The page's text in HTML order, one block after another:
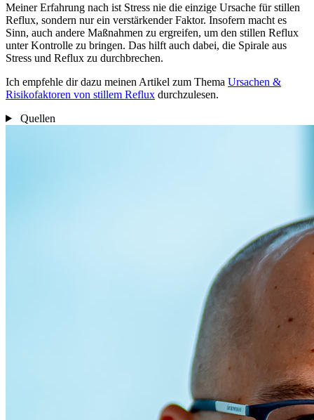
Meiner Erfahrung nach ist Stress nie die einzige Ursache für stillen
Reflux, sondern nur ein verstärkender Faktor. Insofern macht es
Sinn, auch andere Maßnahmen zu ergreifen, um den stillen Reflux
unter Kontrolle zu bringen. Das hilft auch dabei, die Spirale aus
Stress und Reflux zu durchbrechen.
Ich empfehle dir dazu meinen Artikel zum Thema Ursachen &
Risikofaktoren von stillem Reflux durchzulesen.
Quellen